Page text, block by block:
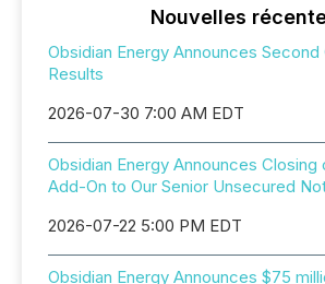
Nouvelles
Obsidian Energy Announces Second
Results
2026-07-30 7:00 AM EDT
Obsidian Energy Announces Closing
Add-On to Our Senior Unsecured
2026-07-22 5:00 PM EDT
Obsidian Energy Announces $75